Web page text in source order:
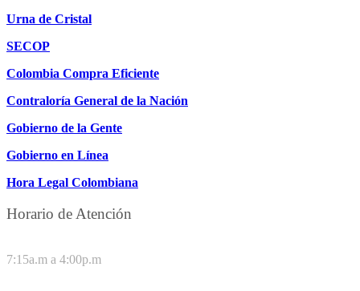
Urna de Cristal
SECOP
Colombia Compra Eficiente
Contraloría General de la Nación
Gobierno de la Gente
Gobierno en Línea
Hora Legal Colombiana
Horario de Atención
7:15a.m a 4:00p.m